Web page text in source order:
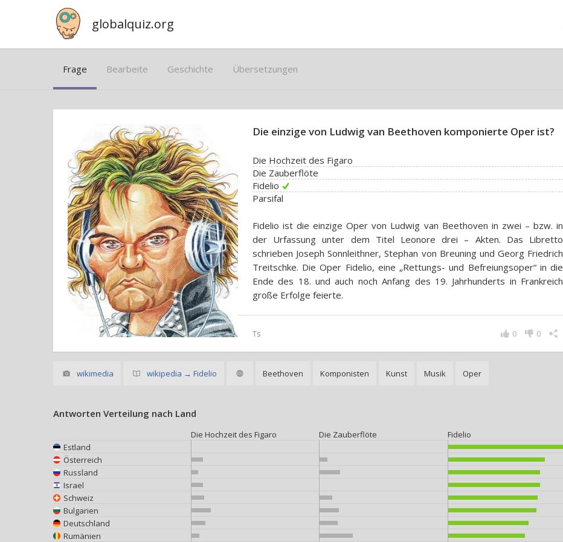
globalquiz.org
Frage Bearbeite Geschichte Übersetzungen
Die einzige von Ludwig van Beethoven komponierte Oper ist?
Die Hochzeit des Figaro
Die Zauberflöte
Fidelio
Parsifal
Fidelio ist die einzige Oper von Ludwig van Beethoven in zwei – bzw. in
der Urfassung unter dem Titel Leonore drei – Akten. Das Libretto
schrieben Joseph Sonnleithner, Stephan von Breuning und Georg Friedrich
Treitschke. Die Oper Fidelio, eine „Rettungs- und Befreiungsoper“ in die
Ende des 18. und auch noch Anfang des 19. Jahrhunderts in Frankreich
große Erfolge feierte.
Ts 0
0
wikimedia wikipedia → Fidelio Beethoven Komponisten Kunst Musik Oper
Antworten Verteilung nach Land
Die Hochzeit des Figaro Die Zauberflöte Fidelio
Estland
Österreich
Russland
Israel
Schweiz
Bulgarien
Deutschland
Rumänien